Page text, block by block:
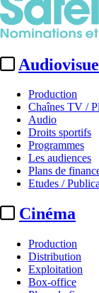
Production
Chaînes TV /
Audio
Droits sportifs
Programmes
Les audiences
Plans de
Etudes /
Cinéma
Production
Distribution
Exploitation
Box-office